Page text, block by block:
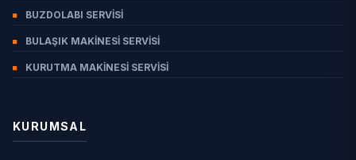
ELAZIĞ
ERZINCAN
ERZURUM
GIRESUN
BUZDOLABI SERVISI
BULAŞIK MAKINESI SERVISI
KURUTMA MAKINESI SERVISI
KURUMSAL